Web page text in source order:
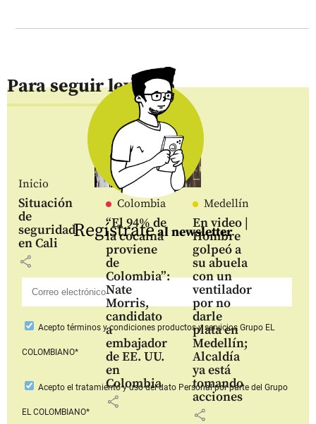
Para seguir leyendo
Inicio
Situación
de
seguridad
en Cali
share
Colombia
“El 94% de
la cocaína
proviene
de
Colombia”:
Nate
Morris,
candidato
a
embajador
de EE. UU.
en
Colombia
share
Medellín
En video |
Hombre
golpeó a
su abuela
con un
ventilador
por no
darle
plata en
Medellín;
Alcaldía
ya está
tomando
acciones
share
Regístrateal newsletter
Aceptotérminos y condiciones productos y serviciosGrupo EL
COLOMBIANO*
Acepto el tratamiento y uso del dato Personalpor parte del Grupo
EL COLOMBIANO*